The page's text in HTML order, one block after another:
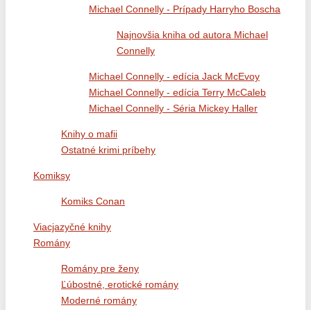
Michael Connelly - Prípady Harryho Boscha
Najnovšia kniha od autora Michael
Connelly
Michael Connelly - edícia Jack McEvoy
Michael Connelly - edícia Terry McCaleb
Michael Connelly - Séria Mickey Haller
Knihy o mafii
Ostatné krimi príbehy
Komiksy
Komiks Conan
Viacjazyčné knihy
Romány
Romány pre ženy
Ľúbostné, erotické romány
Moderné romány